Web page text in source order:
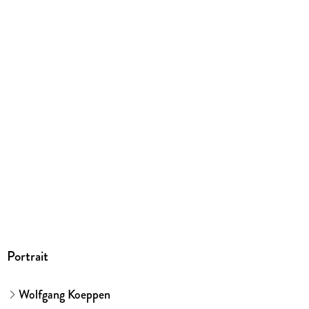
Portrait
Wolfgang Koeppen